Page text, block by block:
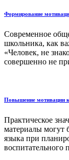
Формирование
Современное
школьника, как
«Человек, не
совершенно не
Повышение мотивации к
Практическое
материалы могут
языка при
воспитательного